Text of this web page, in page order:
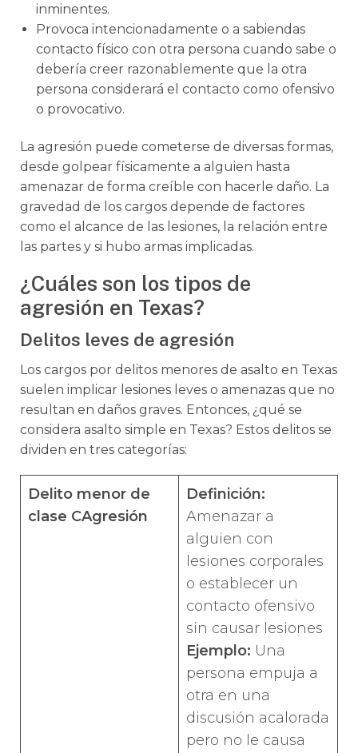
inminentes.
Provoca intencionadamente o a sabiendas
contacto físico con otra persona cuando sabe o
debería creer razonablemente que la otra
persona considerará el contacto como ofensivo
o provocativo.
La agresión puede cometerse de diversas formas,
desde golpear físicamente a alguien hasta
amenazar de forma creíble con hacerle daño. La
gravedad de los cargos depende de factores
como el alcance de las lesiones, la relación entre
las partes y si hubo armas implicadas.
¿Cuáles son los tipos de
agresión en Texas?
Delitos leves de agresión
Los cargos por delitos menores de asalto en Texas
suelen implicar lesiones leves o amenazas que no
resultan en daños graves. Entonces, ¿qué se
considera asalto simple en Texas? Estos delitos se
dividen en tres categorías:
Delito menor de
clase CAgresión
Definición:
Amenazar a
alguien con
lesiones corporales
o establecer un
contacto ofensivo
sin causar lesiones
Ejemplo: Una
persona empuja a
otra en una
discusión acalorada
pero no le causa